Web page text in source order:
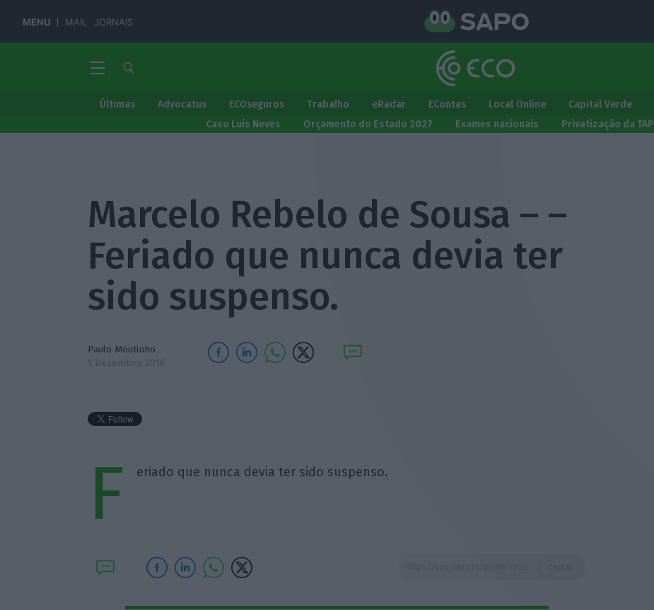
MENU MAIL JORNAIS
Últimas Advocatus ECOseguros Trabalho eRadar EContas Local Online Capital Verde
Caso Luís Neves
Orçamento do Estado 2027 Exames nacionais Privatização da TAP
Marcelo Rebelo de Sousa – –
Feriado que nunca devia ter
sido suspenso.
Paulo Moutinho
1 Dezembro 2016
F eriado que nunca devia ter sido suspenso.